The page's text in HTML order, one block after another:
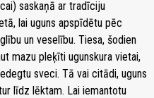
saskaņā ar tradīciju
lai uguns apspīdētu pēc
un veselību. Tiesa, šodien
mazu pleķīti ugunskura vietai,
sveci. Tā vai citādi, uguns
līdz lēktam. Lai iemantotu